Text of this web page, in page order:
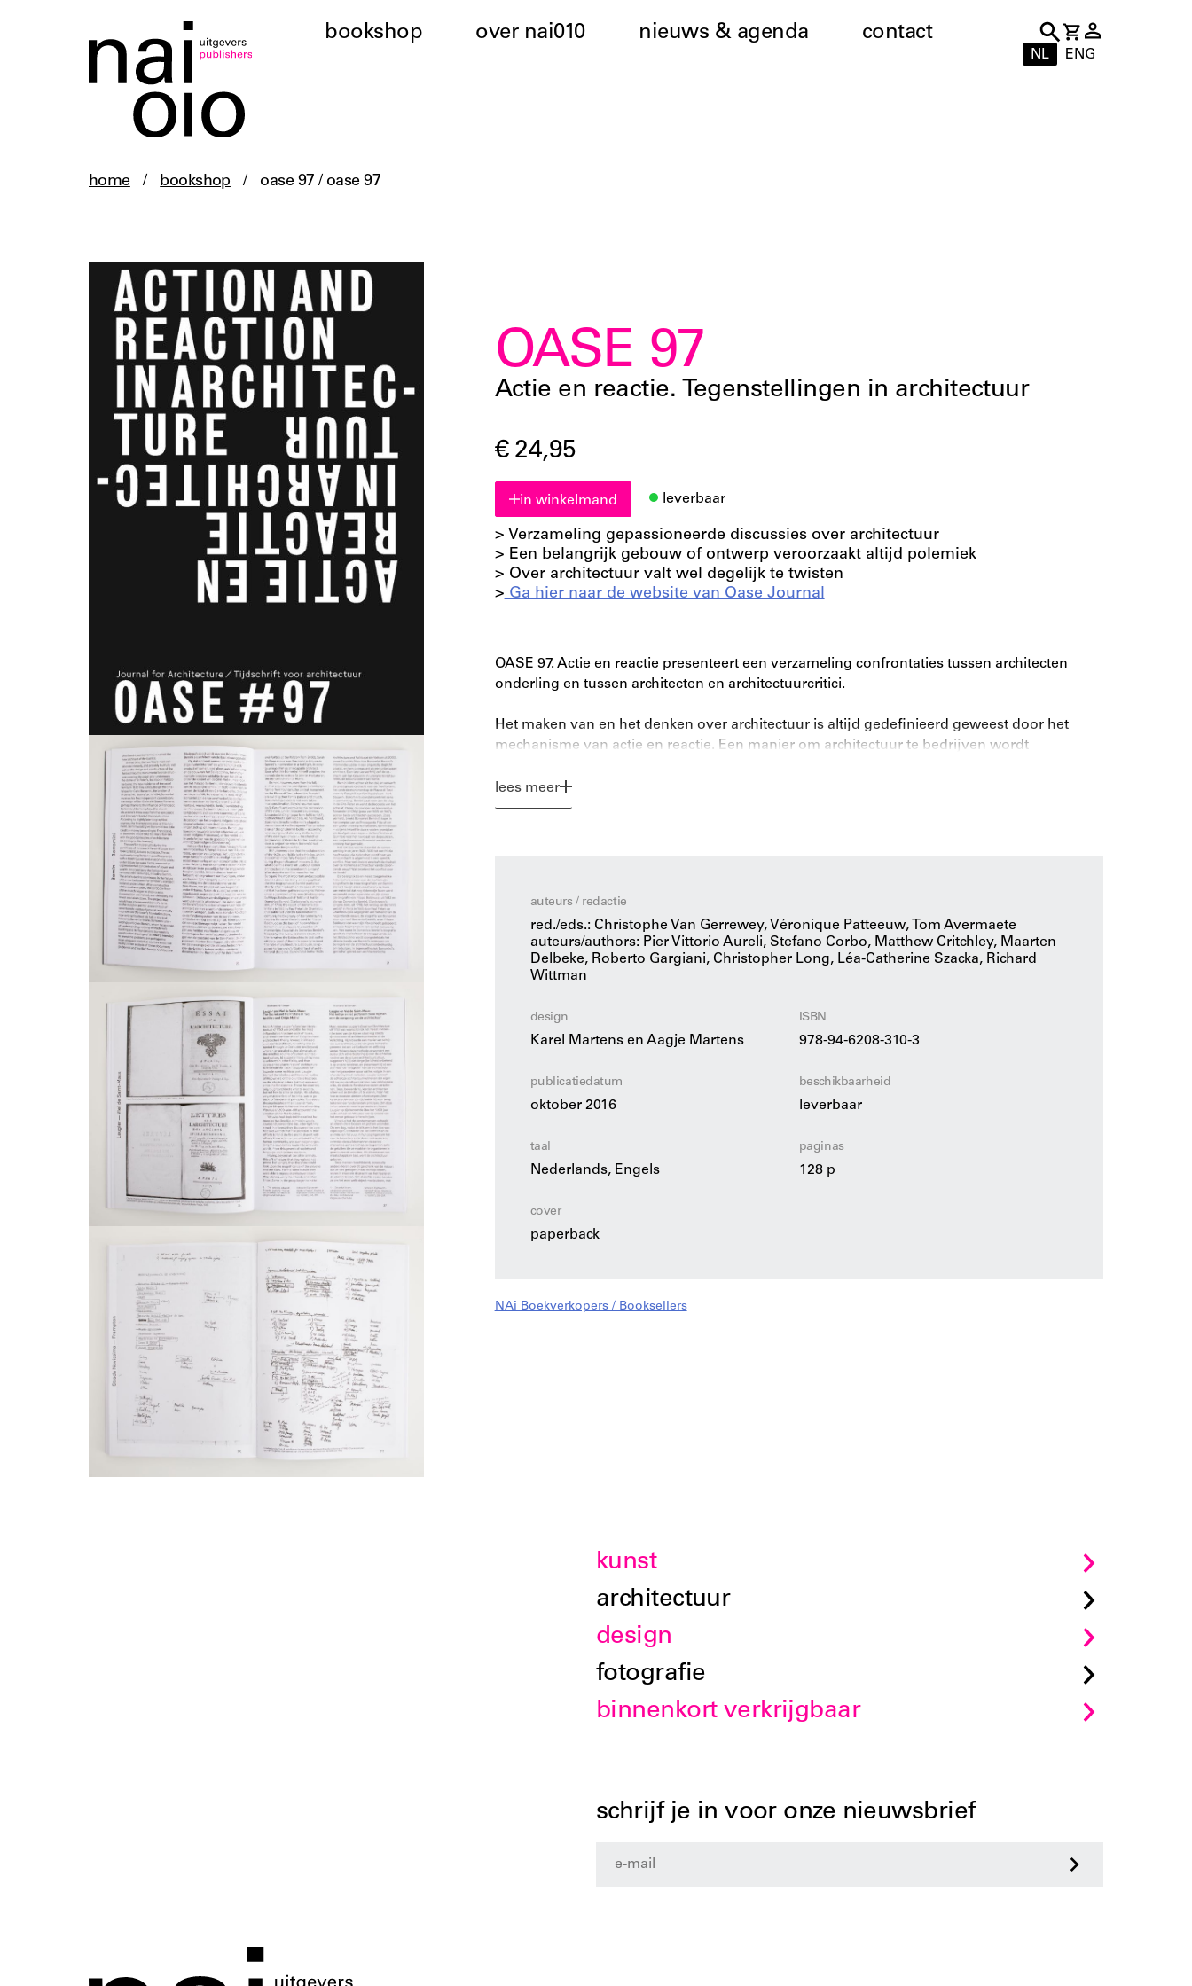
bookshop over nai010 nieuws & agenda contact
NL ENG
home / bookshop / oase 97 / oase 97
OASE 97
Actie en reactie. Tegenstellingen in architectuur
€ 24,95
in winkelmand leverbaar
> Verzameling gepassioneerde discussies over architectuur
> Een belangrijk gebouw of ontwerp veroorzaakt altijd polemiek
> Over architectuur valt wel degelijk te twisten
> Ga hier naar de website van Oase Journal
OASE 97. Actie en reactie presenteert een verzameling confrontaties tussen architecten
onderling en tussen architecten en architectuurcritici.
Het maken van en het denken over architectuur is altijd gedefinieerd geweest door het
mechanisme van actie en reactie. Een manier om architectuur te bedrijven wordt
tegengestelde en betere methode, praktijk of theorie. Architecten en critici reageren op
elkaars standpunten door middel van tekeningen, teksten, maquettes en gebouwen. Een
zeventiende tot eind twintigste eeuw beschreven en geïllustreerd. Het resultaat is een
verzameling tegengestelde maar onlosmakelijk verbonden definities van goede en
noodzakelijke architectuur.
lees meer
auteurs / redactie
red./eds.: Christophe Van Gerrewey, Véronique Patteeuw, Tom Avermaete
auteurs/authors: Pier Vittorio Aureli, Stefano Corbo, Matthew Critchley, Maarten
Delbeke, Roberto Gargiani, Christopher Long, Léa-Catherine Szacka, Richard
Wittman
design
Karel Martens en Aagje Martens
ISBN
978-94-6208-310-3
publicatiedatum
oktober 2016
beschikbaarheid
leverbaar
taal
Nederlands, Engels
paginas
128 p
cover
paperback
NAi Boekverkopers / Booksellers
kunst
architectuur
design
fotografie
binnenkort verkrijgbaar
schrijf je in voor onze nieuwsbrief